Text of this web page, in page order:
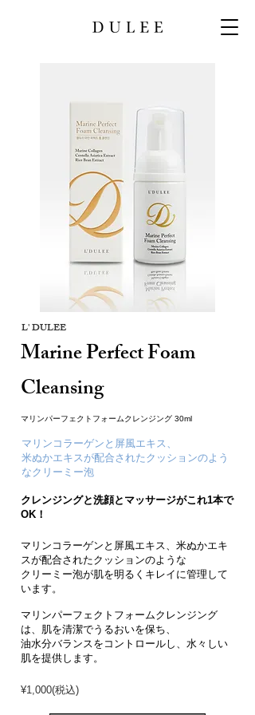
L' DULEE
Marine Perfect Foam
Cleansing
マリンパーフェクトフォームクレンジング 30ml
マリンコラーゲンと屏風エキス、
米ぬかエキスが配合されたクッションのよう
なクリーミー泡
クレンジングと洗顔とマッサージがこれ1本で
OK！
マリンコラーゲンと屏風エキス、米ぬかエキ
スが配合されたクッションのような
クリーミー泡が肌を明るくキレイに管理して
います。
マリンパーフェクトフォームクレンジング
は、肌を清潔でうるおいを保ち、
油水分バランスをコントロールし、水々しい
肌を提供します。
¥1,000(税込)